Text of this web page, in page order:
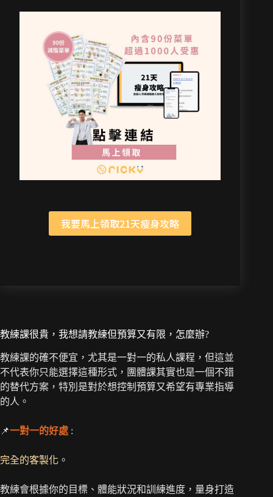
我要馬上領取21天瘦身攻略
教練課很貴，我想請教練但預算又有限，怎麼辦?
教練課的確不便宜，尤其是一對一的私人課程，但這並
不代表你只能選擇這種形式，團體課其實也是一個不錯
的替代方案，特別是對於想控制預算又希望有專業指導
的人。
📌一對一的好處 :
完全的客製化 。
教練會根據你的目標、體能狀況和訓練進度，量身打造